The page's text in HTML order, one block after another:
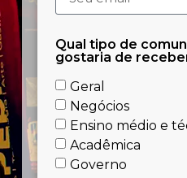
Qual tipo de
gostaria de
Geral
Negócios
Ensino médio e
Acadêmica
Governo